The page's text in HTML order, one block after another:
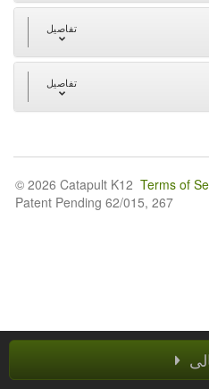
تفاصيل
تفاصيل
© 2026 Catapult K12 Terms of
Patent Pending 62/015, 267